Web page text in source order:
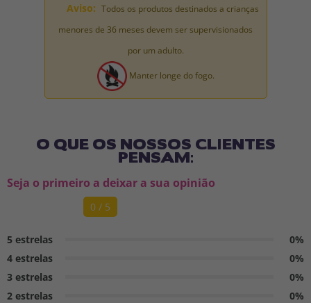
Aviso: Todos os produtos destinados a crianças
menores de 36 meses devem ser supervisionados
por um adulto.
Manter longe do fogo.
O QUE OS NOSSOS CLIENTES
PENSAM:
Seja o primeiro a deixar a sua opinião
0 / 5
5 estrelas
0%
4 estrelas
0%
3 estrelas
0%
2 estrelas
0%